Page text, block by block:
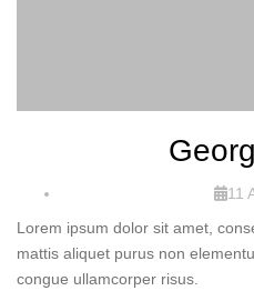
11
Lorem ipsum dolor sit amet,
mattis aliquet purus non
congue ullamcorper risus.